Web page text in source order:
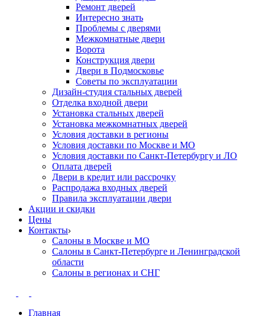
Ремонт дверей
Интересно знать
Проблемы с дверями
Межкомнатные двери
Ворота
Конструкция двери
Двери в Подмосковье
Cоветы по эксплуатации
Дизайн-студия стальных дверей
Отделка входной двери
Установка стальных дверей
Установка межкомнатных дверей
Условия доставки в регионы
Условия доставки по Москве и МО
Условия доставки по Санкт-Петербургу и ЛО
Оплата дверей
Двери в кредит или рассрочку
Распродажа входных дверей
Правила эксплуатации двери
Акции и скидки
Цены
Контакты
Салоны в Москве и МО
Салоны в Санкт-Петербурге и Ленинградской
области
Салоны в регионах и СНГ
Главная